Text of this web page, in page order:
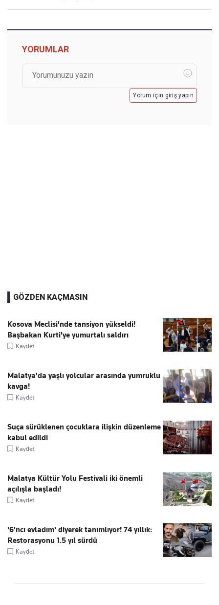
YORUMLAR
Yorum için giriş yapın
GÖZDEN KAÇMASIN
Kosova Meclisi'nde tansiyon yükseldi!
Başbakan Kurti'ye yumurtalı saldırı
Kaydet
Malatya'da yaşlı yolcular arasında yumruklu
kavga!
Kaydet
Suça sürüklenen çocuklara ilişkin düzenleme
kabul edildi
Kaydet
Malatya Kültür Yolu Festivali iki önemli
açılışla başladı!
Kaydet
'6'ncı evladım' diyerek tanımlıyor! 74 yıllık:
Restorasyonu 1.5 yıl sürdü
Kaydet